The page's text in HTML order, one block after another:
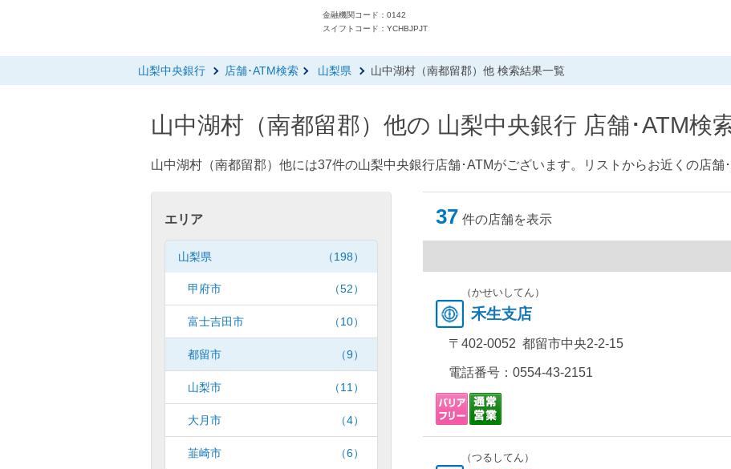
金融機関コード：0142
スイフトコード：YCHBJPJT
山梨中央銀行 店舗･ATM検索 山梨県 山中湖村（南都留郡）他 検索結果一覧
山中湖村（南都留郡）他の 山梨中央銀行 店舗･ATM検
山中湖村（南都留郡）他には37件の山梨中央銀行店舗･ATMがございます。リストからお近くの店舗･
エリア
山梨県 （198）
甲府市 （52）
富士吉田市 （10）
都留市 （9）
山梨市 （11）
大月市 （4）
韮崎市 （6）
37 件の店舗を表示
（かせいしてん）
禾生支店
〒402-0052 都留市中央2-2-15
電話番号： 0554-43-2151
（つるしてん）